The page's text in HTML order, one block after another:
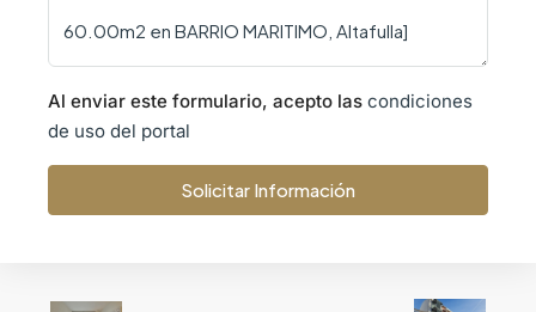
Al enviar este formulario, acepto las condiciones
de uso del portal
Solicitar Información